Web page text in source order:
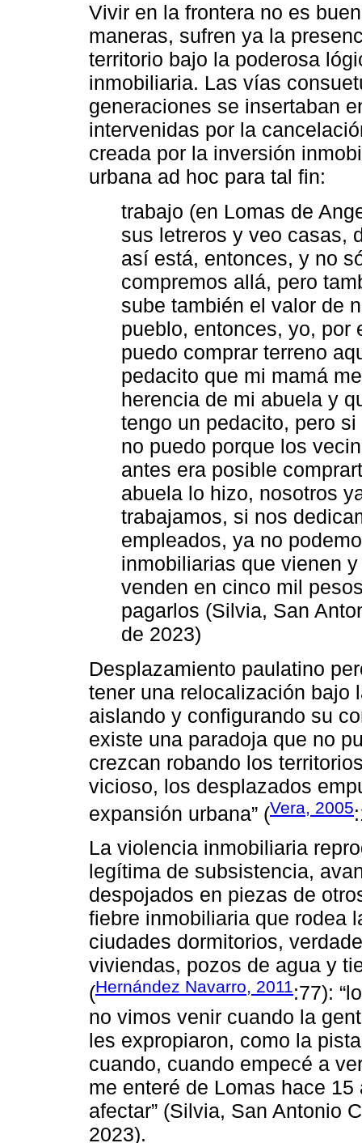
Vivir en la frontera no es
maneras, sufren ya la
territorio bajo la poderosa
inmobiliaria. Las vías
generaciones se insertaban
intervenidas por la
creada por la inversión
urbana ad hoc para tal fin:
trabajo (en Lomas de
sus letreros y veo casas,
así está, entonces, y no
compremos allá, pero
sube también el valor de
pueblo, entonces, yo, por
puedo comprar terreno
pedacito que mi mamá
herencia de mi abuela y
tengo un pedacito, pero
no puedo porque los
antes era posible
abuela lo hizo, nosotros
trabajamos, si nos
empleados, ya no
inmobiliarias que vienen
venden en cinco mil
pagarlos (Silvia, San
de 2023)
Desplazamiento paulatino
tener una relocalización bajo
aislando y configurando su
existe una paradoja que no
crezcan robando los
vicioso, los desplazados
expansión urbana” (Vera, 2005
La violencia inmobiliaria
legítima de subsistencia,
despojados en piezas de
fiebre inmobiliaria que rodea
ciudades dormitorios,
viviendas, pozos de agua y
(Hernández Navarro, 2011:77):
no vimos venir cuando la
les expropiaron, como la
cuando, cuando empecé a
me enteré de Lomas hace
afectar” (Silvia, San Antonio
2023).